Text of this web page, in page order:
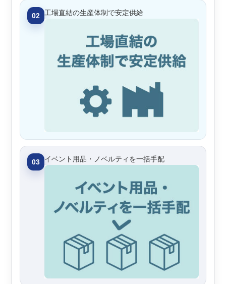
02 工場直結の生産体制で安定供給
03 イベント用品・ノベルティを一括手配